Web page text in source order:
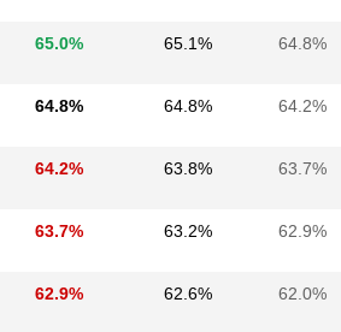
65.0% 65.1% 64.8%
64.8% 64.8% 64.2%
64.2% 63.8% 63.7%
63.7% 63.2% 62.9%
62.9% 62.6% 62.0%